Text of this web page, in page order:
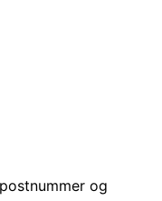
og